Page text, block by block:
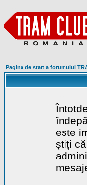
Pagina de start a forumului
este
ştiţi